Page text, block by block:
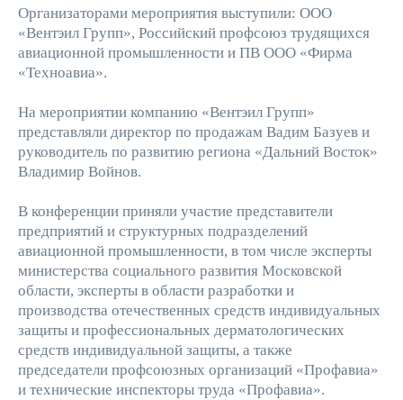
Организаторами мероприятия выступили: ООО
«Вентэил Групп», Российский профсоюз трудящихся
авиационной промышленности и ПВ ООО «Фирма
«Техноавиа».
На мероприятии компанию «Вентэил Групп»
представляли директор по продажам Вадим Базуев и
руководитель по развитию региона «Дальний Восток»
Владимир Войнов.
В конференции приняли участие представители
предприятий и структурных подразделений
авиационной промышленности, в том числе эксперты
министерства социального развития Московской
области, эксперты в области разработки и
производства отечественных средств индивидуальных
защиты и профессиональных дерматологических
средств индивидуальной защиты, а также
председатели профсоюзных организаций «Профавиа»
и технические инспекторы труда «Профавиа».